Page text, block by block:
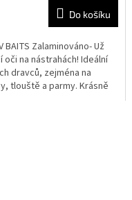
Do košíku
BAITS Zalaminováno- Už
oči na nástrahách! Ideální
dravců, zejména na
tlouště a parmy. Krásně